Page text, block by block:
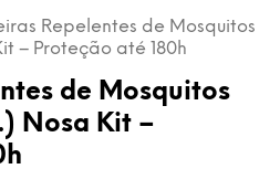
Repelentes de Mosquitos
– Proteção até 180h
de Mosquitos
Nosa Kit –